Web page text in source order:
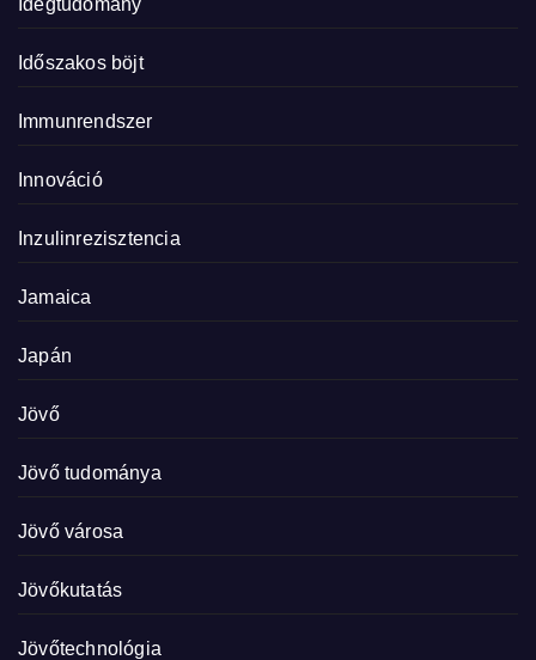
Időszakos böjt
Immunrendszer
Innováció
Inzulinrezisztencia
Jamaica
Japán
Jövő
Jövő tudománya
Jövő városa
Jövőkutatás
Jövőtechnológia